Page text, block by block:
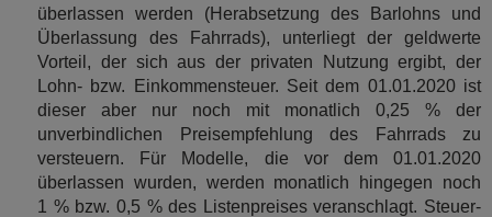
überlassen werden (Herabsetzung des Barlohns und
Überlassung des Fahrrads), unterliegt der geldwerte
Vorteil, der sich aus der privaten Nutzung ergibt, der
Lohn- bzw. Einkommensteuer. Seit dem 01.01.2020 ist
dieser aber nur noch mit monatlich 0,25 % der
unverbindlichen Preisempfehlung des Fahrrads zu
versteuern. Für Modelle, die vor dem 01.01.2020
überlassen wurden, werden monatlich hingegen noch
1 % bzw. 0,5 % des Listenpreises veranschlagt. Steuer-